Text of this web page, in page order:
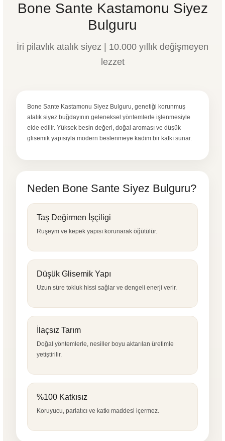
Bone Sante Kastamonu Siyez
Bulguru
İri pilavlık atalık siyez | 10.000 yıllık değişmeyen
lezzet
Bone Sante Kastamonu Siyez Bulguru, genetiği korunmuş
atalık siyez buğdayının geleneksel yöntemlerle işlenmesiyle
elde edilir. Yüksek besin değeri, doğal aroması ve düşük
glisemik yapısıyla modern beslenmeye kadim bir katkı sunar.
Neden Bone Sante Siyez Bulguru?
Taş Değirmen İşçiligi
Ruşeym ve kepek yapısı korunarak öğütülür.
Düşük Glisemik Yapı
Uzun süre tokluk hissi sağlar ve dengeli enerji verir.
İlaçsız Tarım
Doğal yöntemlerle, nesiller boyu aktarılan üretimle
yetiştirilir.
%100 Katkısız
Koruyucu, parlatıcı ve katkı maddesi içermez.